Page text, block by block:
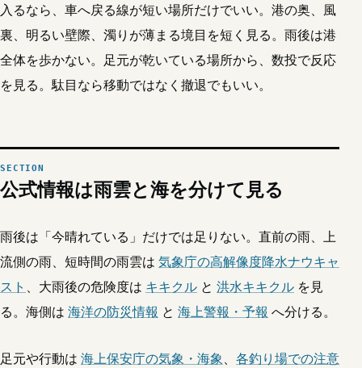
入るなら、車へ戻る線が短い場所だけでいい。港の奥、風
裏、明るい壁際、濁りが薄まる境目を短く見る。雨後は港
全体を歩かない。足元が乾いている場所から、数投で反応
を見る。駄目なら移動ではなく撤退でもいい。
公式情報は雨雲と海を分けて見る
雨後は「今晴れている」だけでは足りない。直前の雨、上
流側の雨、短時間の雨雲は 気象庁の高解像度降水ナウキャ
スト 、大雨後の危険度は キキクル と 洪水キキクル を見
る。海側は 海洋の防災情報 と 海上警報・予報 へ分ける。
足元や行動は 海上保安庁の気象・海象、 各釣り場での注意